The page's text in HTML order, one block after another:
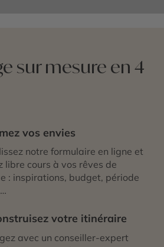
sur mesure en 4
vos envies
notre formulaire en ligne et
libre cours à vos rêves de
: inspirations, budget, période
votre itinéraire
avec un conseiller-expert